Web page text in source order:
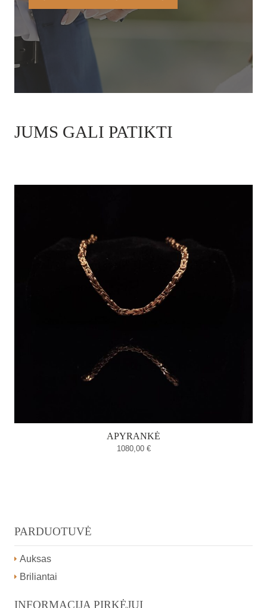
JUMS GALI PATIKTI
APYRANKĖ
1080,00 €
PARDUOTUVĖ
Auksas
Briliantai
INFORMACIJA PIRKĖJUI